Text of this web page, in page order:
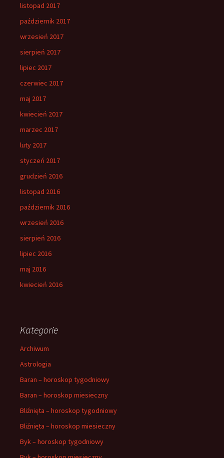
listopad 2017
październik 2017
wrzesień 2017
sierpień 2017
lipiec 2017
czerwiec 2017
maj 2017
kwiecień 2017
marzec 2017
luty 2017
styczeń 2017
grudzień 2016
listopad 2016
październik 2016
wrzesień 2016
sierpień 2016
lipiec 2016
maj 2016
kwiecień 2016
Kategorie
Archiwum
Astrologia
Baran – horoskop tygodniowy
Baran – horoskop miesieczny
Bliźnięta – horoskop tygodniowy
Bliźnięta – horoskop miesieczny
Byk – horoskop tygodniowy